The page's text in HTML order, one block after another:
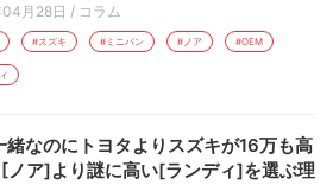
月28日 / コラム
#スズキ #ミニバン #ノア #OEM
緒なのにトヨタよりスズキが16万も高
ア]より謎に高い[ランディ]を選ぶ理